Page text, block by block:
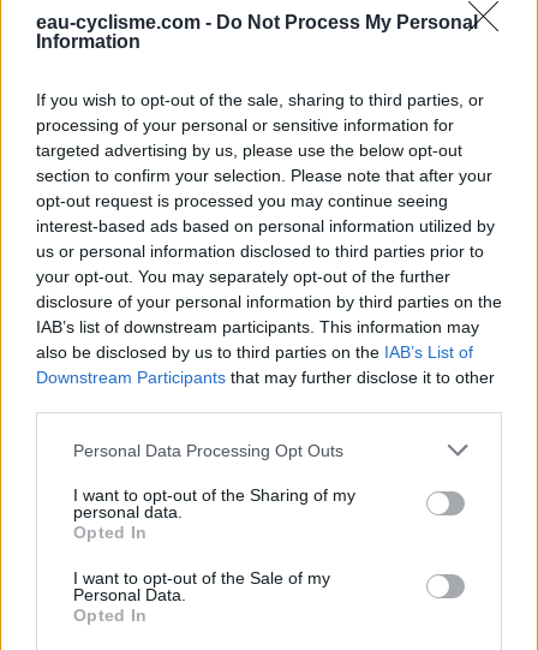
eau-cyclisme.com - Do Not Process My Personal
Information
If you wish to opt-out of the sale, sharing to third parties, or
processing of your personal or sensitive information for
targeted advertising by us, please use the below opt-out
section to confirm your selection. Please note that after your
opt-out request is processed you may continue seeing
interest-based ads based on personal information utilized by
us or personal information disclosed to third parties prior to
your opt-out. You may separately opt-out of the further
disclosure of your personal information by third parties on the
IAB’s list of downstream participants. This information may
also be disclosed by us to third parties on the IAB’s List of
Downstream Participants that may further disclose it to other
Personal Data Processing Opt Outs
I want to opt-out of the Sharing of my
personal data.
Opted In
I want to opt-out of the Sale of my
Personal Data.
Opted In